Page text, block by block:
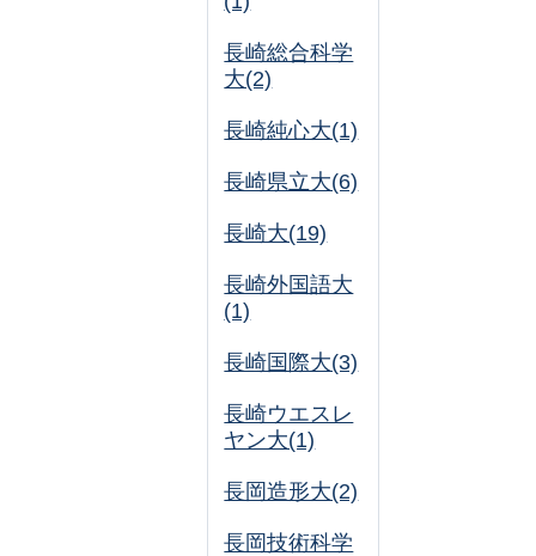
長崎総合科学
大(2)
長崎純心大(1)
長崎県立大(6)
長崎大(19)
長崎外国語大
(1)
長崎国際大(3)
長崎ウエスレ
ヤン大(1)
長岡造形大(2)
長岡技術科学